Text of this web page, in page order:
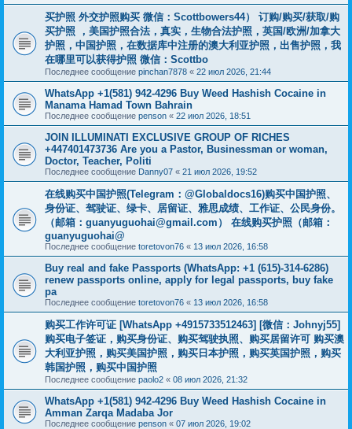
买护照 外交护照购买 微信：Scottbowers44） 订购/购买/获取/购
买护照 ，美国护照合法，真实，生物合法护照，英国/欧洲/加拿大
护照，中国护照，在数据库中注册的澳大利亚护照，出售护照，我
在哪里可以获得护照 微信：Scottbo
Последнее сообщение pinchan7878 « 22 июл 2026, 21:44
WhatsApp +1(581) 942-4296 Buy Weed Hashish Cocaine in
Manama Hamad Town Bahrain
Последнее сообщение penson « 22 июл 2026, 18:51
JOIN ILLUMINATI EXCLUSIVE GROUP OF RICHES
+447401473736 Are you a Pastor, Businessman or woman,
Doctor, Teacher, Politi
Последнее сообщение Danny07 « 21 июл 2026, 19:52
在线购买中国护照(Telegram：@Globaldocs16)购买中国护照、
身份证、驾驶证、绿卡、居留证、雅思成绩、工作证、公民身份。
（邮箱： guanyuguohai@gmail.com ） 在线购买护照（邮箱：
guanyuguohai@
Последнее сообщение toretovon76 « 13 июл 2026, 16:58
Buy real and fake Passports (WhatsApp: +1 (615)-314-6286)
renew passports online, apply for legal passports, buy fake
pa
Последнее сообщение toretovon76 « 13 июл 2026, 16:58
购买工作许可证 [WhatsApp +4915733512463] [微信：Johnyj55]
购买电子签证，购买身份证、购买驾驶执照、购买居留许可 购买澳
大利亚护照，购买美国护照，购买日本护照，购买英国护照，购买
韩国护照，购买中国护照
Последнее сообщение paolo2 « 08 июл 2026, 21:32
WhatsApp +1(581) 942-4296 Buy Weed Hashish Cocaine in
Amman Zarqa Madaba Jor
Последнее сообщение penson « 07 июл 2026, 19:02